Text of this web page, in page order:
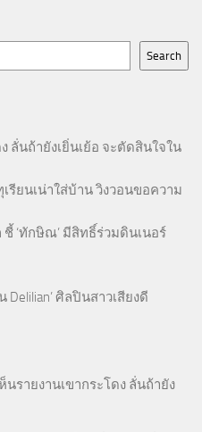
Search
ลั่นถ้ายังเยิ่นเย้อ จะตัดสินใจใน
รียนเน่าใส่บ้าน วิงวอนขอความ
ชี้ ‘ทักษิณ’ มีสิทธิ์ร่วมดินเนอร์
Delilian’ ศิลปินสาวเสียงดี
นรายงานเขากระโดง ลั่นถ้ายัง